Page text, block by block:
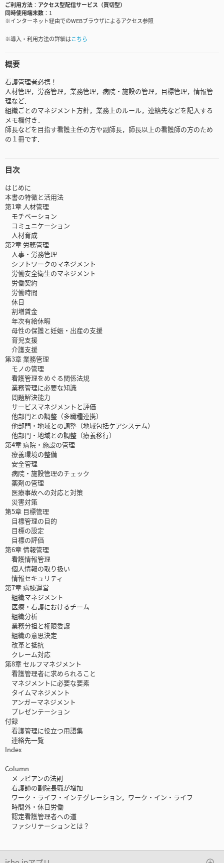
ご利用方法
アクセス型配信サービス（買切型）
同時使用端末数
1
※インターネット経由でのWEBブラウザによるアクセス参照
※導入・利用方法の詳細はこちら
概要
看護管理者必携！
人材管理，労務管理，業務管理，病院・施設の管理，目標管理，情報管
理など．
組織ごとのマネジメント方針，業務上のルール，連絡先などを記入する
メモ欄付き．
師長などを目指す看護主任の方や副師長，師長以上の看護師の方のため
の１冊です．
目次
はじめに
本書の特徴と活用法
第1章 人材管理
モチベーション
コミュニケーション
人材育成
第2章 労務管理
人事・労務管理
シフトワークのマネジメント
労働安全衛生のマネジメント
労働契約
労働時間
休日
割増賃金
年次有給休暇
母性の保護と妊娠・出産の支援
育児支援
介護支援
第3章 業務管理
モノの管理
看護管理をめぐる関係法規
業務管理に必要な知識
問題解決能力
サービスマネジメントと評価
他部門との調整（多職種連携）
他部門・地域との調整（地域包括ケアシステム）
他部門・地域との調整（療養移行）
第4章 病院・施設の管理
療養環境の整備
安全管理
病院・施設管理のチェック
薬剤の管理
医療事故への対応と対策
災害対策
第5章 目標管理
目標管理の目的
目標の設定
目標の評価
第6章 情報管理
看護情報管理
個人情報の取り扱い
情報セキュリティ
第7章 病棟運営
組織マネジメント
医療・看護におけるチーム
組織分析
業務分担と権限委譲
組織の意思決定
改革と抵抗
クレーム対応
第8章 セルフマネジメント
看護管理者に求められること
マネジメントに必要な要素
タイムマネジメント
アンガーマネジメント
プレゼンテーション
付録
看護管理に役立つ用語集
連絡先一覧
Index
Column
メラビアンの法則
看護師の副院長職が増加
ワーク・ライフ・インテグレーション，ワーク・イン・ライフ
時間外・休日労働
認定看護管理者への道
ファシリテーションとは？